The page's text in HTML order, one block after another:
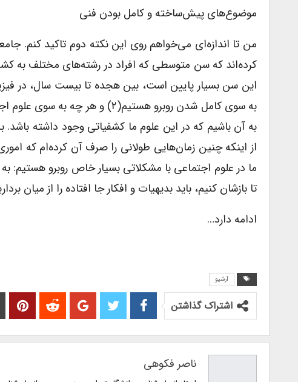
موضوع‌های پیش‌ساخته و کامل بودن فنی
من تا اندازه‌ای می‌خواهم روی این نکته دوم تاکید کنم.
کرده‌اند که سن متوسطی که افراد در رشته‌های مختلف به
این سن بسیار پایین است، بین هجده تا بیست سال، در
به سوی کامل شدن روبرو هستیم(۲)
به آن باشیم که در این علوم ما کشفیاتی وجود داشته
از اینکه چنین زمان‌هایی طولانی را صرف آن کرده‌ام که
ما در علوم اجتماعی با مشکلاتی بسیار خاص روبرو هستیم:
تا بازشان کنیم، باید بدیهیات و افکار جا افتاده را از میان
ادامه دارد…
آرشیو
اشتراک گذاشتن
ناصر فکوهی